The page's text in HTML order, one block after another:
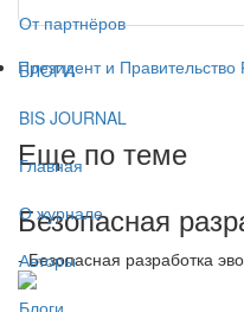
От партнёров
БЛОГИ
BIS JOURNAL
Главная
О журнале
Авторы
Блоги
Президент и
Еще по теме
Безопасная
- Безопасная разработка